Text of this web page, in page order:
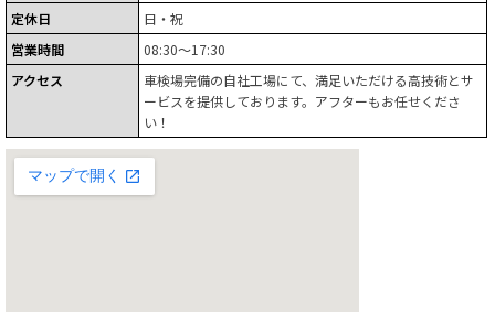
定休日
日・祝
営業時間
08:30～17:30
アクセス
車検場完備の自社工場にて、満足いただける高技術とサ
ービスを提供しております。アフターもお任せくださ
い！